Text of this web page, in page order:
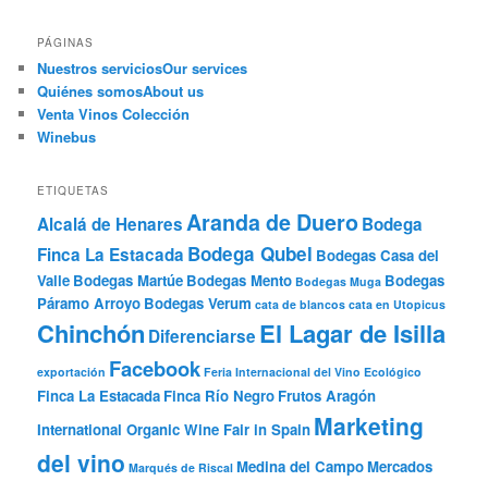
PÁGINAS
Nuestros serviciosOur services
Quiénes somosAbout us
Venta Vinos Colección
Winebus
ETIQUETAS
Alcalá de HenaresAranda de DueroBodega
Finca La Estacada Bodega Qubel Bodegas Casa del
Valle Bodegas Martúe Bodegas Mento Bodegas Muga Bodegas
Páramo Arroyo Bodegas Verum cata de blancos cata en Utopicus
Chinchón Diferenciarse El Lagar de Isilla
exportación Facebook Feria Internacional del Vino Ecológico
Finca La Estacada Finca Río Negro Frutos Aragón
International Organic Wine Fair in Spain Marketing
del vino Marqués de Riscal Medina del CampoMercados